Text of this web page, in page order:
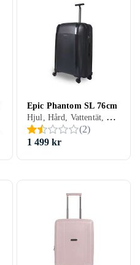
Epic Phantom SL 76cm
Hjul, Hård, Vattentät, TSA-lås, Kabinväska
(2)
1 499 kr